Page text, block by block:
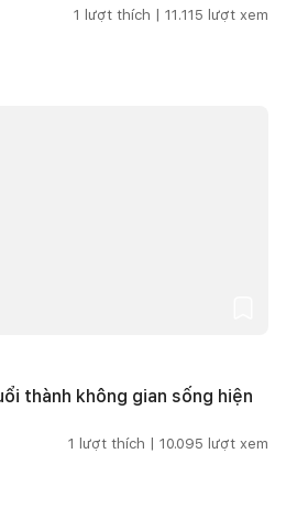
1 lượt thích | 11.115 lượt xem
thành không gian sống hiện
1 lượt thích | 10.095 lượt xem